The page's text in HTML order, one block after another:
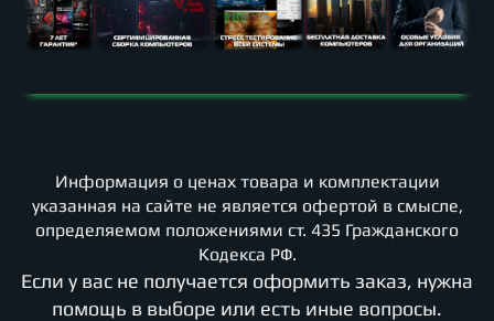
Информация о ценах товара и комплектации
указанная на сайте не является офертой в смысле,
определяемом положениями ст. 435 Гражданского
Кодекса РФ.
Если у вас не получается оформить заказ, нужна
помощь в выборе или есть иные вопросы.